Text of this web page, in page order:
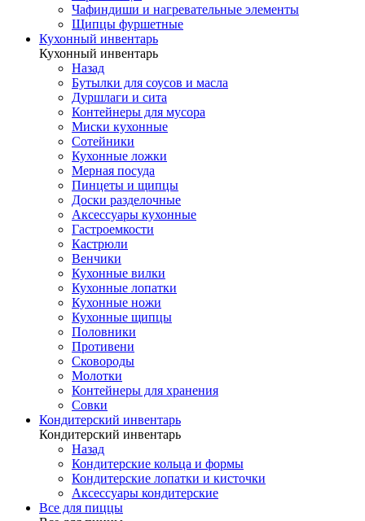
Чафиндиши и нагревательные элементы
Щипцы фуршетные
Кухонный инвентарь
Кухонный инвентарь
Назад
Бутылки для соусов и масла
Дуршлаги и сита
Контейнеры для мусора
Миски кухонные
Сотейники
Кухонные ложки
Мерная посуда
Пинцеты и щипцы
Доски разделочные
Аксессуары кухонные
Гастроемкости
Кастрюли
Венчики
Кухонные вилки
Кухонные лопатки
Кухонные ножи
Кухонные щипцы
Половники
Противени
Сковороды
Молотки
Контейнеры для хранения
Совки
Кондитерский инвентарь
Кондитерский инвентарь
Назад
Кондитерские кольца и формы
Кондитерские лопатки и кисточки
Аксессуары кондитерские
Все для пиццы